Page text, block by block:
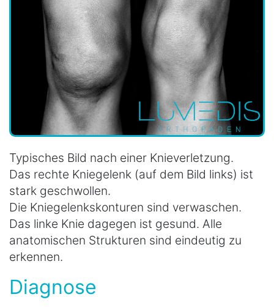
Typisches Bild nach einer Knieverletzung.
Das rechte Kniegelenk (auf dem Bild links) ist
stark geschwollen.
Die Kniegelenkskonturen sind verwaschen.
Das linke Knie dagegen ist gesund. Alle
anatomischen Strukturen sind eindeutig zu
erkennen.
Diagnose